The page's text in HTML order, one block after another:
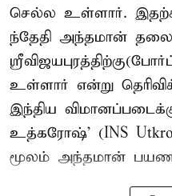
செல்ல உள்ளார்.
ந்தேதி அந்தமான்
உள்ளார் என்று
இந்திய
உத்கரோஷ்' (INS
மூலம் அந்தமான்